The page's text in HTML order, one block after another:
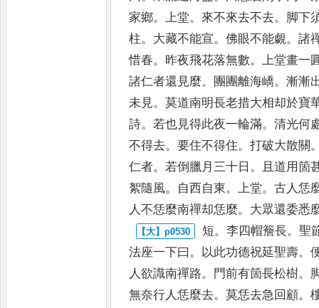
家鄉。 上堂。 來不來去不去。
脚下
柱。 大藏不能宣。佛眼不能覷。諸
惜春。 昨夜飛花落無數。
上堂畫一
諸仁者還見麼。 團團離海嶠。漸漸
未見。莫道南明長老措大相却於寶
詩。 若也見得此夜一輪滿。清光何
不得去。要住不得住。打破大散關
仁者。 若倒臘月 三十日 。
且道用箇
絮隨風。 自西自東。 上堂。古人恁
人不恁麼南禪却恁麼。 大眾還委悉
短。李四帽簷長。聖
法座一下曰 。 以此功德祝延聖壽。
人欲識南禪路。 門前有箇長松樹。
無奈行人恁麼去。莫恁去急回顧。